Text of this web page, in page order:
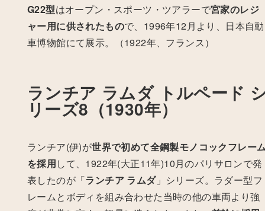
G22型はオープン・スポーツ・ツアラーで宮家のレジ
ャー用に供されたもので、1996年12月より、日本自動
車博物館にて展示。（1922年、フランス）
ランチア ラムダ トルペード
リーズ8（1930年）
ランチア(伊)が世界で初めて全鋼製モノコックフレー
を採用して、1922年(大正11年)10月のパリサロンで発
表したのが「ランチア ラムダ」シリーズ。 ラダー型フ
レームとボディを組み合わせた当時の他の車両より強